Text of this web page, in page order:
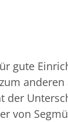
gute
der
von